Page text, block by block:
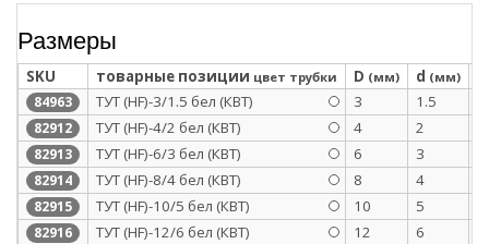
Размеры
SKU товарные позиции цвет трубки D (мм) d (мм)
84963 ТУТ (HF)-3/1.5 бел (КВТ) 3 1.5
82912 ТУТ (HF)-4/2 бел (КВТ) 4 2
82913 ТУТ (HF)-6/3 бел (КВТ) 6 3
82914 ТУТ (HF)-8/4 бел (КВТ) 8 4
82915 ТУТ (HF)-10/5 бел (КВТ) 10 5
82916 ТУТ (HF)-12/6 бел (КВТ) 12 6